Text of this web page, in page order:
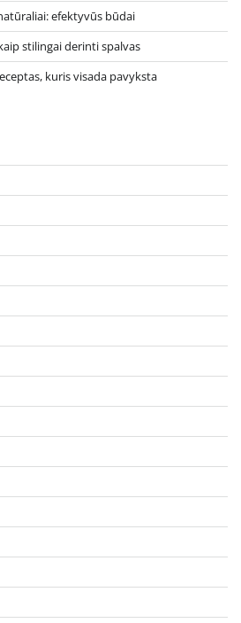
efektyvūs būdai
stilingai derinti spalvas
kuris visada pavyksta